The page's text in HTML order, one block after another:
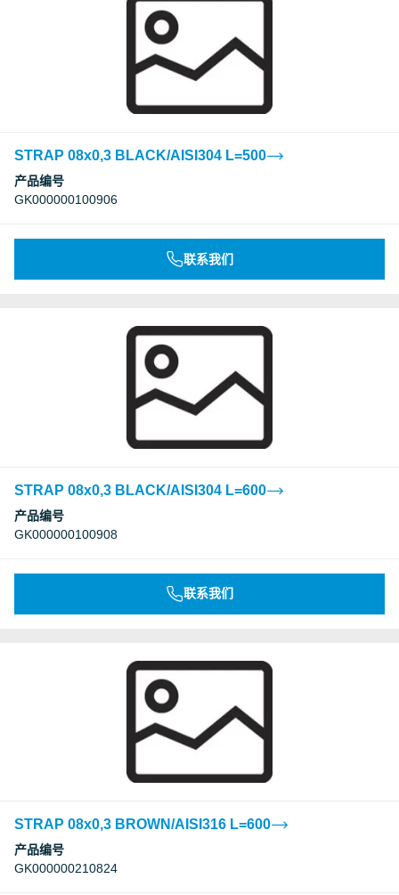
STRAP 08x0,3 BLACK/AISI304 L=500
产品编号
GK000000100906
联系我们
STRAP 08x0,3 BLACK/AISI304 L=600
产品编号
GK000000100908
联系我们
STRAP 08x0,3 BROWN/AISI316 L=600
产品编号
GK000000210824